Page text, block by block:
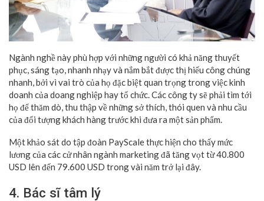
Ngành nghề này phù hợp với những người có khả năng thuyết
phục, sáng tạo, nhanh nhạy và nắm bắt được thị hiếu công chúng
nhanh, bởi vì vai trò của họ đặc biệt quan trọng trong việc kinh
doanh của doang nghiệp hay tổ chức. Các công ty sẽ phải tìm tới
họ để thăm dò, thu thập về những sở thích, thói quen và nhu cầu
của đối tượng khách hàng trước khi đưa ra một sản phẩm.
Một khảo sát do tập đoàn PayScale thực hiện cho thấy mức
lương của các cử nhân ngành marketing đã tăng vọt từ 40.800
USD lên đến 79.600 USD trong vài năm trở lại đây.
4. Bác sĩ tâm lý